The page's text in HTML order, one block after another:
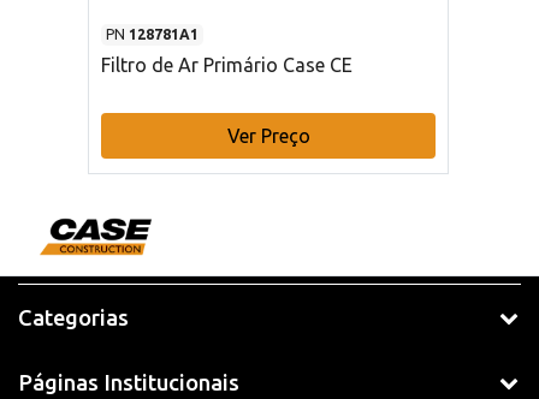
PN 128781A1
Filtro de Ar Primário Case CE
Ver Preço
Categorias
Páginas Institucionais